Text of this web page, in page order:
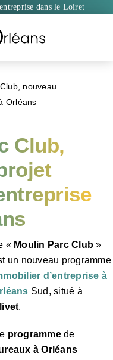
dans le Loiret
nouveau
Orléans
Club,
« Moulin Parc Club »
un nouveau programme
d’entreprise à
Sud, situé à
.
programmede
à Orléans